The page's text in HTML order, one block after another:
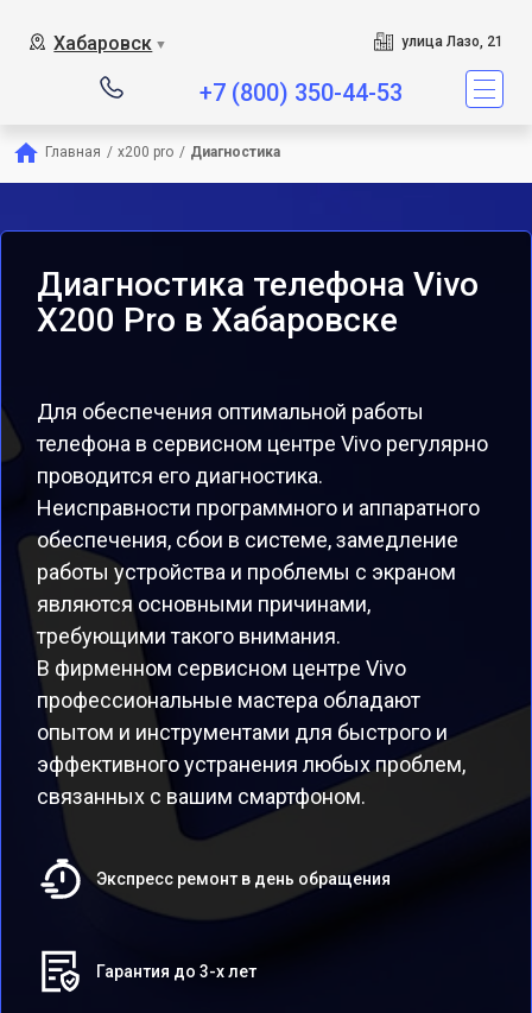
Хабаровск ▼ улица Лазо, 21
+7 (800) 350-44-53
Главная / x200 pro / Диагностика
Диагностика телефона Vivo
X200 Pro в Хабаровске
Для обеспечения оптимальной работы
телефона в сервисном центре Vivo регулярно
проводится его диагностика.
Неисправности программного и аппаратного
обеспечения, сбои в системе, замедление
работы устройства и проблемы с экраном
являются основными причинами,
требующими такого внимания.
В фирменном сервисном центре Vivo
профессиональные мастера обладают
опытом и инструментами для быстрого и
эффективного устранения любых проблем,
связанных с вашим смартфоном.
Экспресс ремонт в день обращения
Гарантия до 3-х лет